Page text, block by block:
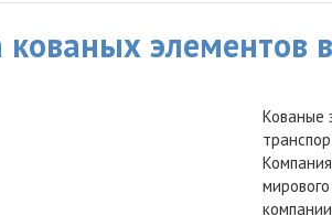
кованых элементов
Кованые